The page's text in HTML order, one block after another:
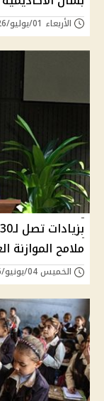
الأربعاء 01/يوليو/2026 - 03:20 م
ملامح الموازنة
الخميس 04/يونيو/2026 - 04:34 م